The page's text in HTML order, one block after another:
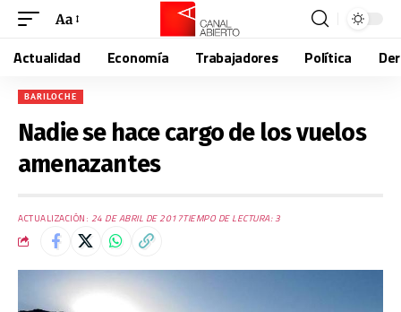
Aa
Actualidad Economía Trabajadores Política
BARILOCHE
Nadie se hace cargo de los vuelos
amenazantes
ACTUALIZACIÓN: 24 DE ABRIL DE 2017TIEMPO DE LECTURA: 3